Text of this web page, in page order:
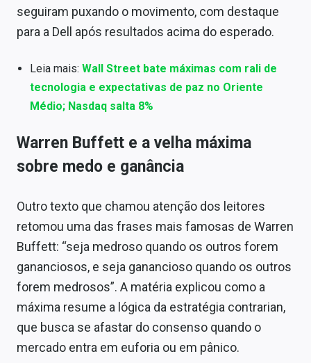
seguiram puxando o movimento, com destaque
para a Dell após resultados acima do esperado.
Leia mais:Wall Street bate máximas com rali de
tecnologia e expectativas de paz no Oriente
Médio; Nasdaq salta 8%
Warren Buffett e a velha máxima
sobre medo e ganância
Outro texto que chamou atenção dos leitores
retomou uma das frases mais famosas de Warren
Buffett: “seja medroso quando os outros forem
gananciosos, e seja ganancioso quando os outros
forem medrosos”. A matéria explicou como a
máxima resume a lógica da estratégia contrarian,
que busca se afastar do consenso quando o
mercado entra em euforia ou em pânico.